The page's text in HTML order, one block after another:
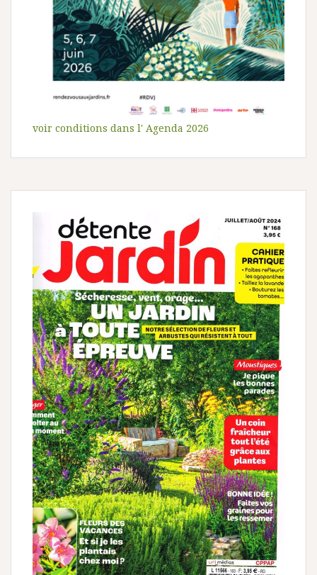
voir conditions dans l' Agenda 2026